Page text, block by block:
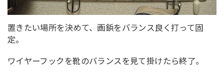
置きたい場所を決めて、画鋲をバランス良く打って固
定。
ワイヤーフックを靴のバランスを見て掛けたら終了。